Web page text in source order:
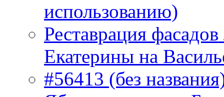
использованию)
Реставрация
Екатерины на
#56413 (без